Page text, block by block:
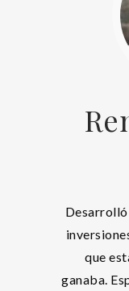
Desarrolló
que
ganaba.